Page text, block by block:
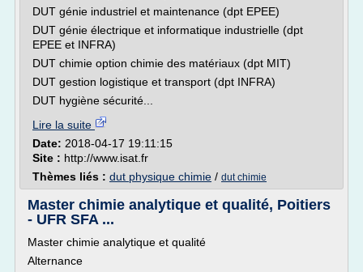
DUT génie industriel et maintenance (dpt EPEE)
DUT génie électrique et informatique industrielle (dpt
EPEE et INFRA)
DUT chimie option chimie des matériaux (dpt MIT)
DUT gestion logistique et transport (dpt INFRA)
DUT hygiène sécurité...
Lire la suite
Date: 2018-04-17 19:11:15
Site : http://www.isat.fr
Thèmes liés : dut physique chimie / dut chimie
Master chimie analytique et qualité, Poitiers
- UFR SFA ...
Master chimie analytique et qualité
Alternance